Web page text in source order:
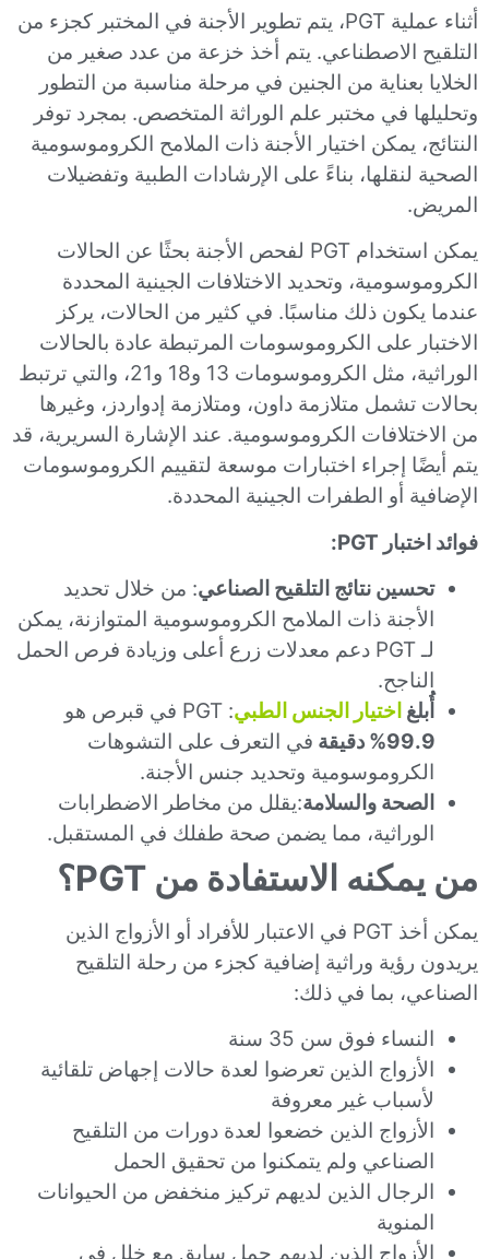
أثناء عملية PGT، يتم تطوير الأجنة في المختبر كجزء من
التلقيح الاصطناعي. يتم أخذ خزعة من عدد صغير من
الخلايا بعناية من الجنين في مرحلة مناسبة من التطور
وتحليلها في مختبر علم الوراثة المتخصص. بمجرد توفر
النتائج، يمكن اختيار الأجنة ذات الملامح الكروموسومية
الصحية لنقلها، بناءً على الإرشادات الطبية وتفضيلات
المريض.
يمكن استخدام PGT لفحص الأجنة بحثًا عن الحالات
الكروموسومية، وتحديد الاختلافات الجينية المحددة
عندما يكون ذلك مناسبًا. في كثير من الحالات، يركز
الاختبار على الكروموسومات المرتبطة عادة بالحالات
الوراثية، مثل الكروموسومات 13 و18 و21، والتي ترتبط
بحالات تشمل متلازمة داون، ومتلازمة إدواردز، وغيرها
من الاختلافات الكروموسومية. عند الإشارة السريرية، قد
يتم أيضًا إجراء اختبارات موسعة لتقييم الكروموسومات
الإضافية أو الطفرات الجينية المحددة.
فوائد اختبار PGT:
تحسين نتائج التلقيح الصناعي: من خلال تحديد
الأجنة ذات الملامح الكروموسومية المتوازنة، يمكن
لـ PGT دعم معدلات زرع أعلى وزيادة فرص الحمل
الناجح.
أُبلغ اختيار الجنس الطبي: PGT في قبرص هو
99.9% دقيقة
في التعرف على التشوهات
الكروموسومية وتحديد جنس الأجنة.
الصحة والسلامة:يقلل من مخاطر الاضطرابات
الوراثية، مما يضمن صحة طفلك في المستقبل.
من يمكنه الاستفادة من PGT؟
يمكن أخذ PGT في الاعتبار للأفراد أو الأزواج الذين
يريدون رؤية وراثية إضافية كجزء من رحلة التلقيح
الصناعي، بما في ذلك:
النساء فوق سن 35 سنة
الأزواج الذين تعرضوا لعدة حالات إجهاض تلقائية
لأسباب غير معروفة
الأزواج الذين خضعوا لعدة دورات من التلقيح
الصناعي ولم يتمكنوا من تحقيق الحمل
الرجال الذين لديهم تركيز منخفض من الحيوانات
المنوية
الأزواج الذين لديهم حمل سابق مع خلل في